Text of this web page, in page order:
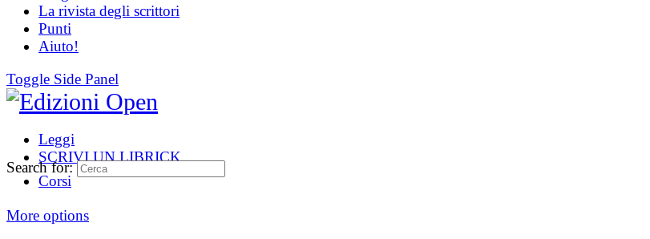
La rivista degli scrittori
Punti
Aiuto!
Toggle Side Panel
Leggi
SCRIVI UN LIBRICK
Corsi
More options
Search for: